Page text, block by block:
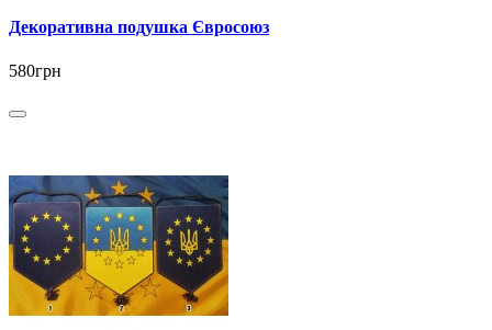
Декоративна подушка Євросоюз
580грн